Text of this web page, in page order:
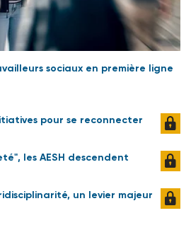
sociaux en première ligne
pour se reconnecter
les AESH descendent
un levier majeur